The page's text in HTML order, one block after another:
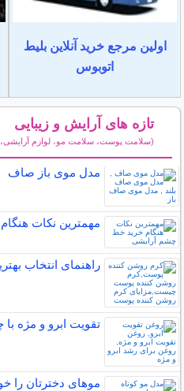
اولین مرجع خرید آنلاین بلیط
اتوبوس
تازه های آرایش و زیبایی
(سلامت پوست، سلامت مو، لوازم
مدل موی باز صاف
مهمترین نکات
راهنمای انتخاب
تقویت ابرو و مژه
موهای دخترتان را